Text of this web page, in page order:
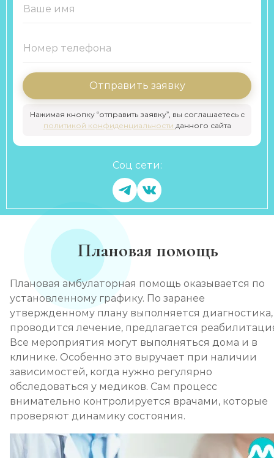
Отправить заявку
Нажимая кнопку “отправить заявку”, вы соглашаетесь с
политикой конфиденциальности данного сайта
Соц сети:
Плановая помощь
Плановая амбулаторная помощь оказывается по
установленному графику. По заранее
утвержденному плану выполняется диагностика,
проводится лечение, предлагается
Все мероприятия могут выполняться дома и в
клинике. Особенно это выручает при наличии
зависимостей, когда нужно регулярно
обследоваться у медиков. Сам процесс
внимательно контролируется врачами, которые
проверяют динамику состояния.